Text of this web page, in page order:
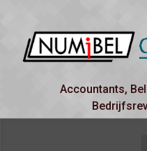
Accountants,